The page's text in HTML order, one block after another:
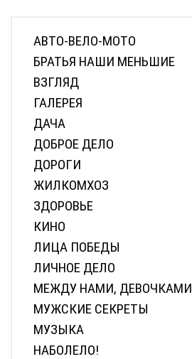
АВТО-ВЕЛО-МОТО
БРАТЬЯ НАШИ МЕНЬШИЕ
ВЗГЛЯД
ГАЛЕРЕЯ
ДАЧА
ДОБРОЕ ДЕЛО
ДОРОГИ
ЖИЛКОМХОЗ
ЗДОРОВЬЕ
КИНО
ЛИЦА ПОБЕДЫ
ЛИЧНОЕ ДЕЛО
МЕЖДУ НАМИ, ДЕВОЧКАМИ
МУЖСКИЕ СЕКРЕТЫ
МУЗЫКА
НАБОЛЕЛО!